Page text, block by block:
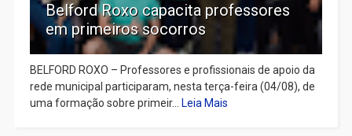
Belford Roxo capacita professores
em primeiros socorros
BELFORD ROXO – Professores e profissionais de apoio da
rede municipal participaram, nesta terça-feira (04/08), de
uma formação sobre primeir... Leia Mais